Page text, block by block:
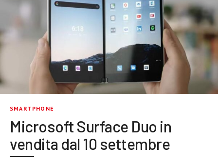
SMARTPHONE
Microsoft Surface Duo in
vendita dal 10 settembre